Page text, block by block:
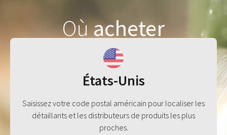
Oùacheter
États-Unis
Saisissez votre code postal américain pour localiser les
détaillants et les distributeurs de produits les plus
proches.